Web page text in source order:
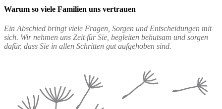
Warum so viele Familien uns vertrauen
Ein Abschied bringt viele Fragen, Sorgen und Entscheidungen mit
sich. Wir nehmen uns Zeit für Sie, begleiten behutsam und sorgen
dafür, dass Sie in allen Schritten gut aufgehoben sind.